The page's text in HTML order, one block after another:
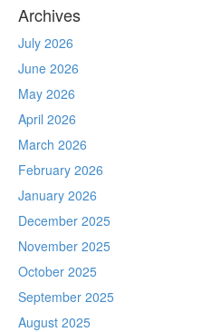
Archives
July 2026
June 2026
May 2026
April 2026
March 2026
February 2026
January 2026
December 2025
November 2025
October 2025
September 2025
August 2025